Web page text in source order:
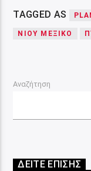
TAGGED AS
ΝΙΟΥ ΜΕΞΙΚΟ
Αναζήτηση
ΔΕΙΤΕ ΕΠΙΣΗΣ